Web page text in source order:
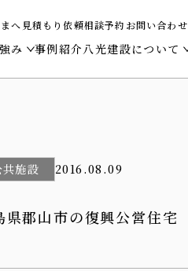
へ 見積もり依頼相談予約 お問い合わせ
み
ら、事業と人の営みを支える。
事例紹介八光建設について
社会貢献活動
共施設 2016.08.09
県郡山市の復興公営住宅